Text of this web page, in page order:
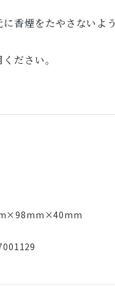
香煙をたやさないよ
ださい。